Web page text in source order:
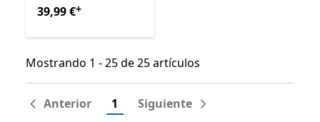
39,99 €Ofertas en compras de aplicaciones
39,99 €+
Mostrando 1 - 25 de 25 artículos
Mostrando 1 - 25 de 25 artículos
Anterior 1 Siguiente